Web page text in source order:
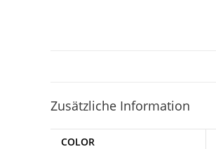
Zusätzliche Information
COLOR